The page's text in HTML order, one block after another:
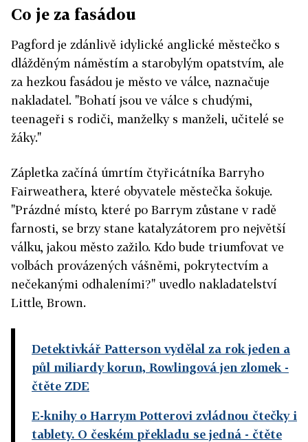
Co je za fasádou
Pagford je zdánlivě idylické anglické městečko s
dlážděným náměstím a starobylým opatstvím, ale
za hezkou fasádou je město ve válce, naznačuje
nakladatel. "Bohatí jsou ve válce s chudými,
teenageři s rodiči, manželky s manželi, učitelé se
žáky."
Zápletka začíná úmrtím čtyřicátníka Barryho
Fairweathera, které obyvatele městečka šokuje.
"Prázdné místo, které po Barrym zůstane v radě
farnosti, se brzy stane katalyzátorem pro největší
válku, jakou město zažilo. Kdo bude triumfovat ve
volbách provázených vášněmi, pokrytectvím a
nečekanými odhaleními?" uvedlo nakladatelství
Little, Brown.
Detektivkář Patterson vydělal za rok jeden a
půl miliardy korun, Rowlingová jen zlomek -
čtěte ZDE
E-knihy o Harrym Potterovi zvládnou čtečky i
tablety. O českém překladu se jedná - čtěte